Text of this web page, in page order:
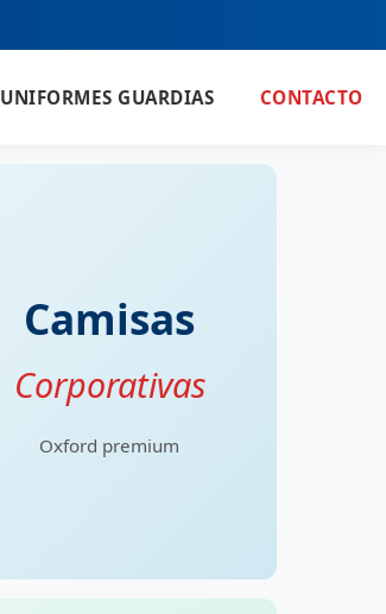
UNIFORMES GUARDIAS CONTACTO
Camisas
Corporativas
Oxford premium